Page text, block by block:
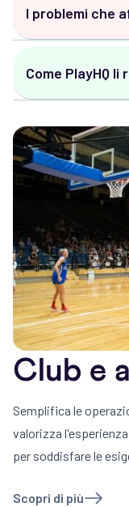
I problemi che
calendario
Contattare
risultati, le
presenze.
Gestione
giocatori, le
Come PlayHQ li
Calendario
aggiornato
impianti in
per
Statistiche
delle
andamento
Gestione
formazioni,
specifici per
Club e
Semplifica le
valorizza
per soddisfare le
Scopri di più